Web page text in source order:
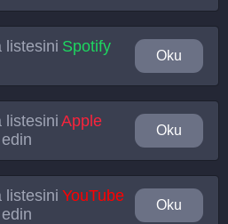
listesini Spotify
Oku
listesiniApple
Oku
listesiniYouTube
Oku